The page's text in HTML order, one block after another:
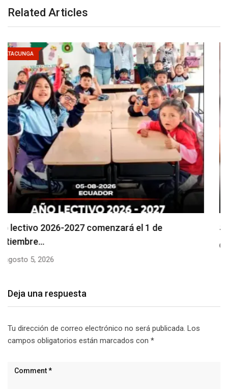
Related Articles
LATACUNGA
Se suspenderá servicio de agua potable en varios…
agosto 5, 2026
Deja una respuesta
Tu dirección de correo electrónico no será publicada. Los
campos obligatorios están marcados con *